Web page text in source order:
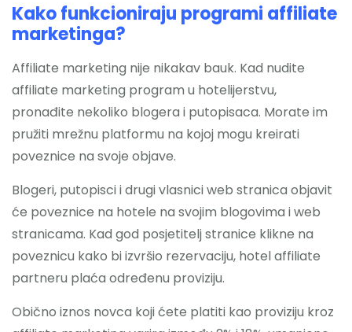
Kako funkcioniraju programi affiliate
marketinga?
Affiliate marketing nije nikakav bauk. Kad nudite
affiliate marketing program u hotelijerstvu,
pronađite nekoliko blogera i putopisaca. Morate im
pružiti mrežnu platformu na kojoj mogu kreirati
poveznice na svoje objave.
Blogeri, putopisci i drugi vlasnici web stranica objavit
će poveznice na hotele na svojim blogovima i web
stranicama. Kad god posjetitelj stranice klikne na
poveznicu kako bi izvršio rezervaciju, hotel affiliate
partneru plaća određenu proviziju.
Obično iznos novca koji ćete platiti kao proviziju kroz